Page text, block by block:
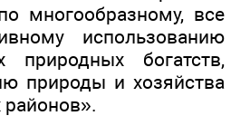
многообразному, все
использованию
природных богатств,
природы и хозяйства